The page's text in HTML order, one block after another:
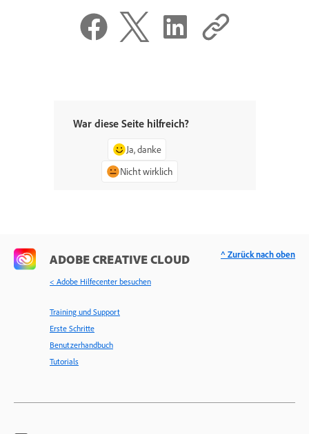
War diese Seite hilfreich?
Ja, danke
Nicht wirklich
ADOBE CREATIVE CLOUD
< Adobe Hilfecenter besuchen
Training und Support
Erste Schritte
Benutzerhandbuch
Tutorials
^ Zurück nach oben